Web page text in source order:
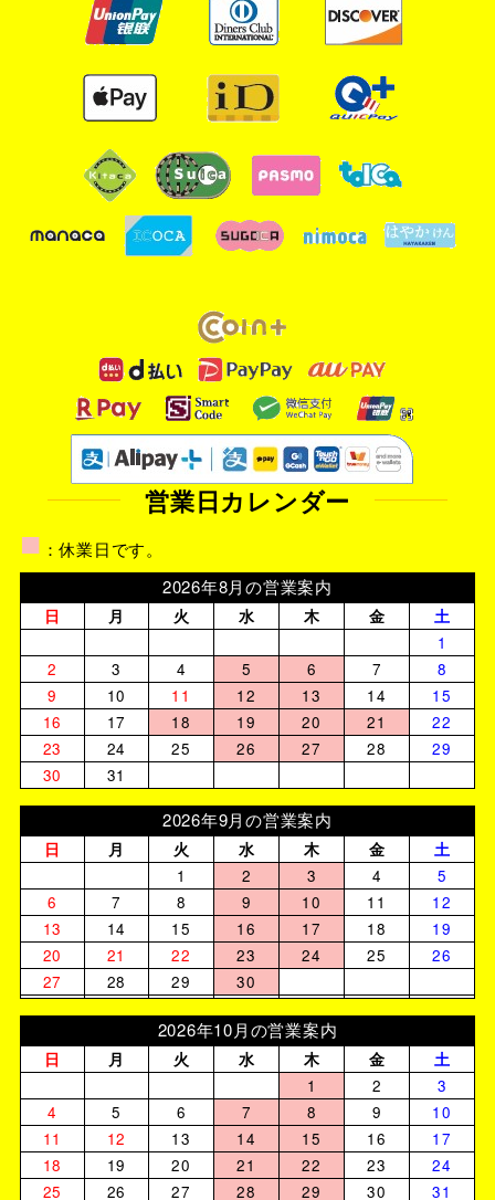
営業日カレンダー
■ ：休業日です。
2026年8月の営業案内
日 月 火 水 木 金
土
1
2
3 4 5 6 7
8
9
10 11 12 13 14
15
16
17 18 19 20 21
22
23
24 25 26 27 28
29
30
31
2026年9月の営業案内
日 月 火 水 木 金
土
1
2 3 4
5
6
7 8 9 10 11
12
13
14 15 16 17 18
19
20
21 22 23 24 25
26
27
28 29 30
2026年10月の営業案内
日 月 火 水 木 金
土
1
2
3
4
5 6 7 8 9
10
11
12 13 14 15 16
17
18
19 20 21 22 23
24
25
26 27 28 29 30 31